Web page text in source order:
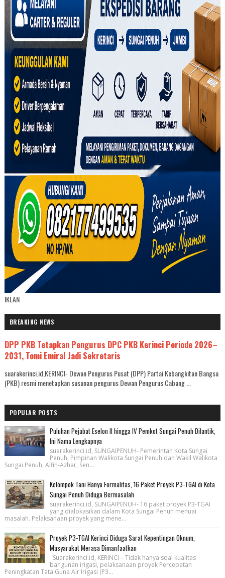
IKLAN
BREAKING NEWS
DPP PKB Tetapkan Pengurus DPC PKB Kerinci Periode 2026–
2031, Tomi Emiral Jadi Sekretaris
suarakerinci.id,KERINCI- Dewan Pengurus Pusat (DPP) Partai Kebangkitan Bangsa
(PKB) resmi menetapkan susunan pengurus Dewan Pengurus Cabang ...
POPULAR POSTS
Puluhan Pejabat Eselon II hingga IV Pemkot Sungai Penuh Dilantik,
Ini Nama Lengkapnya
suarakerinci.id, SUNGAIPENUH- Pemerintah Kota Sungai
Penuh, Pimpinan Walikota Sungai Penuh dan Wakil Walikota
Sungai Penuh, Alfin-Azhar, Sen...
Kelompok Tani Hanya Formalitas, 16 Paket Proyek P3-TGAI di Kota
Sungai Penuh Diduga Bermasalah
suarakerinci.id, SUNGAIPENUH- 16 paket proyek P3-TGAI
yang dialokasikan dalam Kota Sungai Penuh menuai
masalah. Pelaksanaan proyek yang mene...
Proyek P3-TGAI Kerinci Diduga Sarat Kepentingan Oknum,
Masyarakat Merasa Dimanfaatkan
Suarakerinci.id, KERINCI – Tidak hanya soal kualitas
bangunan irigasi, pelaksanaan proyek Percepatan
Peningkatan Tata Guna Air Irigasi (P3...